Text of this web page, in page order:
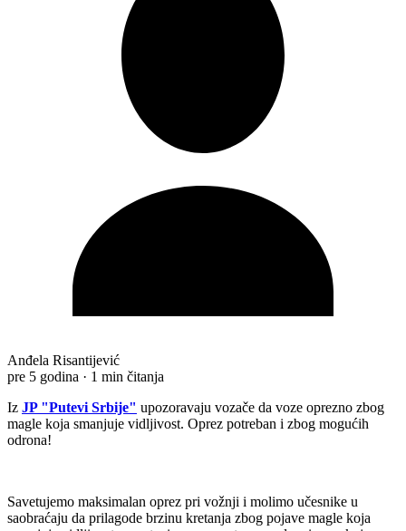
Anđela Risantijević
pre 5 godina · 1 min čitanja
Iz JP "Putevi Srbije" upozoravaju vozače da voze oprezno zbog
magle koja smanjuje vidljivost. Oprez potreban i zbog mogućih
odrona!
Savetujemo maksimalan oprez pri vožnji i molimo učesnike u
saobraćaju da prilagode brzinu kretanja zbog pojave magle koja